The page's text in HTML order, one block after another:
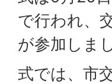
で行われ、
が参加しま
式では、市